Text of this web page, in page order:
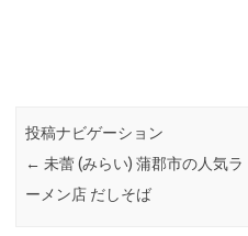
投稿ナビゲーション
← 未蕾 (みらい) 蒲郡市の人気ラ
ーメン店 だしそば